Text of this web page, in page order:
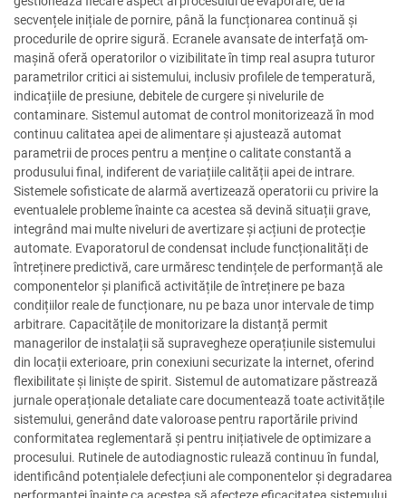
secvențele inițiale de pornire, până la funcționarea continuă și
procedurile de oprire sigură. Ecranele avansate de interfață om-
mașină oferă operatorilor o vizibilitate în timp real asupra tuturor
parametrilor critici ai sistemului, inclusiv profilele de temperatură,
indicațiile de presiune, debitele de curgere și nivelurile de
contaminare. Sistemul automat de control monitorizează în mod
continuu calitatea apei de alimentare și ajustează automat
parametrii de proces pentru a menține o calitate constantă a
produsului final, indiferent de variațiile calității apei de intrare.
Sistemele sofisticate de alarmă avertizează operatorii cu privire la
eventualele probleme înainte ca acestea să devină situații grave,
integrând mai multe niveluri de avertizare și acțiuni de protecție
automate. Evaporatorul de condensat include funcționalități de
întreținere predictivă, care urmăresc tendințele de performanță ale
componentelor și planifică activitățile de întreținere pe baza
condițiilor reale de funcționare, nu pe baza unor intervale de timp
arbitrare. Capacitățile de monitorizare la distanță permit
managerilor de instalații să supravegheze operațiunile sistemului
din locații exterioare, prin conexiuni securizate la internet, oferind
flexibilitate și liniște de spirit. Sistemul de automatizare păstrează
jurnale operaționale detaliate care documentează toate activitățile
sistemului, generând date valoroase pentru raportările privind
conformitatea reglementară și pentru inițiativele de optimizare a
procesului. Rutinele de autodiagnostic rulează continuu în fundal,
identificând potențialele defecțiuni ale componentelor și degradarea